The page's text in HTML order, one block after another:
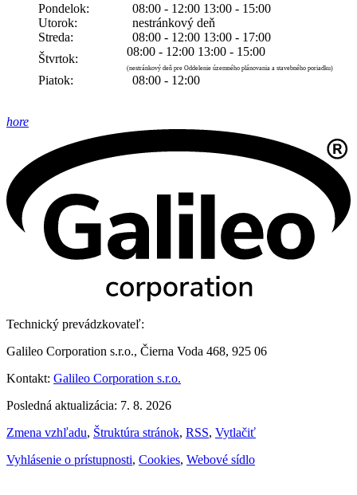
Pondelok:
08:00 - 12:00 13:00 - 15:00
Utorok:
nestránkový deň
Streda:
08:00 - 12:00 13:00 - 17:00
Štvrtok:
08:00 - 12:00 13:00 - 15:00
(nestránkový deň pre Oddelenie územného plánovania a stavebného poriadku)
Piatok: 08:00 - 12:00
hore
Technický prevádzkovateľ:
Galileo Corporation s.r.o., Čierna Voda 468, 925 06
Kontakt: Galileo Corporation s.r.o.
Posledná aktualizácia: 7. 8. 2026
Zmena vzhľadu, Štruktúra stránok, RSS, Vytlačiť
Vyhlásenie o prístupnosti, Cookies, Webové sídlo